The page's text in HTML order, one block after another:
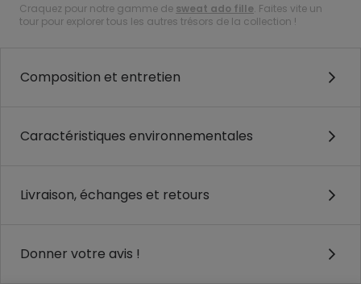
Craquez pour notre gamme de sweat ado fille. Faites vite un
tour pour explorer tous les autres trésors de la collection !
Composition et entretien
Caractéristiques environnementales
Livraison, échanges et retours
Donner votre avis !